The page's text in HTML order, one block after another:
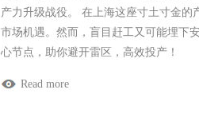
产力升级战役。 在上海这座寸土寸金
市场机遇。然而，盲目赶工又可能埋下
心节点，助你避开雷区，高效投产！
Read more